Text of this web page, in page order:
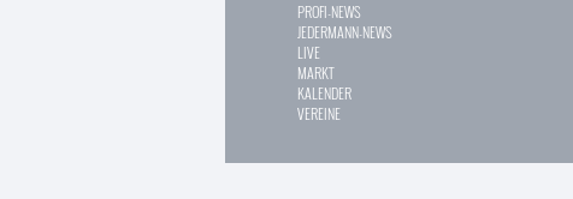
PROFI-NEWS
JEDERMANN-NEWS
LIVE
MARKT
KALENDER
VEREINE